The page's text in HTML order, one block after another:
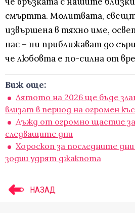
смъртта. Молитвата,
извършена в тяхно име,
нас – ни приближават до
че любовта е по-силна от
Виж още:
Лятото на 2026 ще бъде
влизат в период на огромен
Дъжд от огромно щастие за
следващите дни
Хороскоп за последните
зодии удрят джакпота
НАЗАД